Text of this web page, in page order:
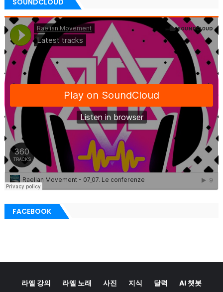
SOUNDCLOUD
FACEBOOK
라엘 강의 라엘 노래 사진 지식 달력 AI 챗봇